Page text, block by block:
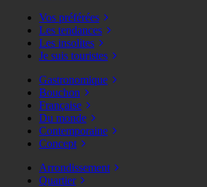
Vos préférées
Les tendances
Les insolites
Je suis touristes
Gastronomique
Bouchon
Française
Du monde
Contemporaine
Concept
Arrondissement
Quartier